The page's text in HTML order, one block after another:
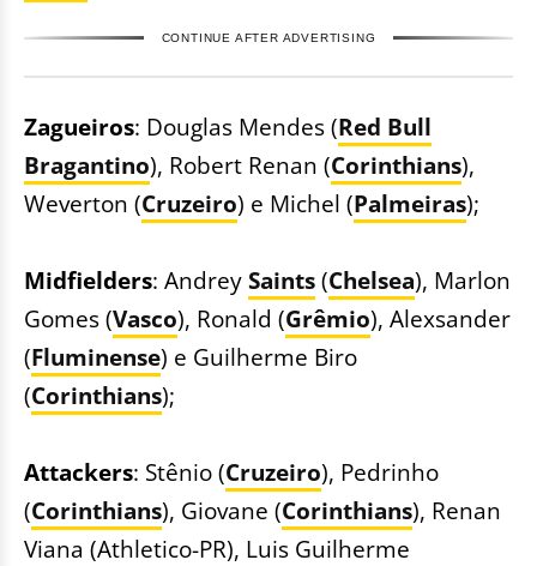
CONTINUE AFTER ADVERTISING
Zagueiros: Douglas Mendes (Red Bull
Bragantino), Robert Renan (Corinthians),
Weverton (Cruzeiro) e Michel (Palmeiras);
Midfielders: AndreySaints(Chelsea), Marlon
Gomes (Vasco), Ronald (Grêmio), Alexsander
(Fluminense) e Guilherme Biro
(Corinthians);
Attackers: Stênio (Cruzeiro), Pedrinho
(Corinthians), Giovane (Corinthians), Renan
Viana (Athletico-PR), Luis Guilherme